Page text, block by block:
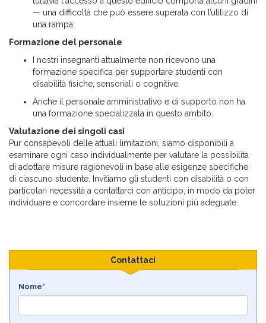
— una difficoltà che può essere superata con l’utilizzo di
una rampa.
Formazione del personale
I nostri insegnanti attualmente non ricevono una
formazione specifica per supportare studenti con
disabilità fisiche, sensoriali o cognitive.
Anche il personale amministrativo e di supporto non ha
una formazione specializzata in questo ambito.
Valutazione dei singoli casi
Pur consapevoli delle attuali limitazioni, siamo disponibili a
esaminare ogni caso individualmente per valutare la possibilità
di adottare misure ragionevoli in base alle esigenze specifiche
di ciascuno studente. Invitiamo gli studenti con disabilità o con
particolari necessità a contattarci con anticipo, in modo da poter
individuare e concordare insieme le soluzioni più adeguate.
Contattaci
Nome*